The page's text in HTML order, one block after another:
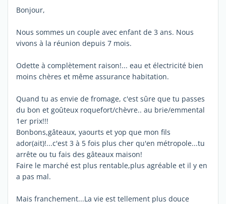
Bonjour,
Nous sommes un couple avec enfant de 3 ans. Nous
vivons à la réunion depuis 7 mois.
Odette à complètement raison!... eau et électricité bien
moins chères et même assurance habitation.
Quand tu as envie de fromage, c'est sûre que tu passes
du bon et goûteux roquefort/chèvre.. au brie/emmental
1er prix!!!
Bonbons,gâteaux, yaourts et yop que mon fils
ador(ait)!...c'est 3 à 5 fois plus cher qu'en métropole...tu
arrête ou tu fais des gâteaux maison!
Faire le marché est plus rentable,plus agréable et il y en
a pas mal.
Mais franchement...La vie est tellement plus douce